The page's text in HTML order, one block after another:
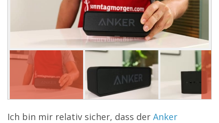
Ich bin mir relativ sicher, dass der Anker